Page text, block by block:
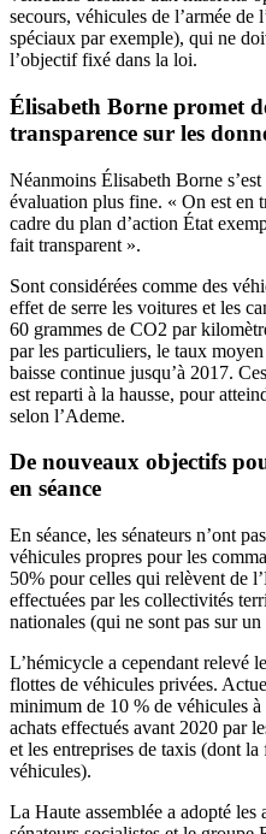
secours, véhicules de l’armée de
spéciaux par exemple), qui ne
l’objectif fixé dans la loi.
Élisabeth Borne promet
transparence sur les
Néanmoins Élisabeth Borne
évaluation plus fine. « On est en
cadre du plan d’action État
fait transparent ».
Sont considérées comme des
effet de serre les voitures et les
60 grammes de CO2 par
par les particuliers, le taux
baisse continue jusqu’à 2017.
est reparti à la hausse, pour
selon l’Ademe.
De nouveaux objectifs
en séance
En séance, les sénateurs n’ont
véhicules propres pour les
50% pour celles qui relèvent de
effectuées par les collectivités
nationales (qui ne sont pas sur
L’hémicycle a cependant relevé
flottes de véhicules privées.
minimum de 10 % de véhicules
achats effectués avant 2020 par
et les entreprises de taxis (dont
véhicules).
La Haute assemblée a adopté les